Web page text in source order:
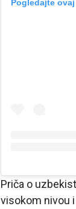
Pogledajte
Priča o
visokom nivou